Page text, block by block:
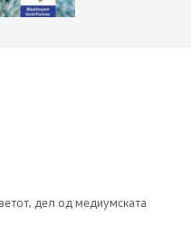
дел од медиумската